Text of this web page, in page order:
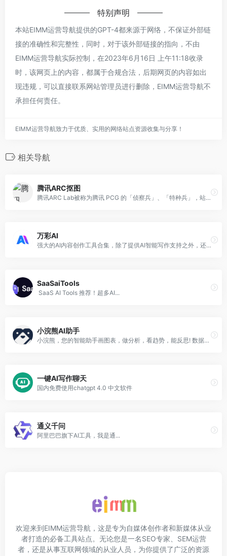
特别声明
本站EIMM运营导航提供的GPT-4都来源于网络，不保证外部链
接的准确性和完整性，同时，对于该外部链接的指向，不由
EIMM运营导航实际控制，在2023年6月16日 上午11:18收录
时，该网页上的内容，都属于合规合法，后期网页的内容如出
现违规，可以直接联系网站管理员进行删除，EIMM运营导航不
承担任何责任。
EIMM运营导航致力于优质、实用的网络站点资源收集与分享！
相关导航
腾讯ARC抠图
腾讯ARC Lab被称为腾讯 PCG 的「侦察兵」、「特种兵」，站在腾讯探索挑战智能媒体相关前沿技术的第一线
万彩AI
强大的AI内容创作工具合集，除了提供AI智能写作支持之外，还集成了AI换脸、照片数字人制作和AI短视频制作等强大的AI生成内容功能。
SaaSaiTools
SaaS AI Tools 推荐！超多AI...
小浣熊AI助手
小浣熊，您的智能助手画图表，做分析，看趋势，能反思! 数据分析，一招搞定,快速编程，应有尽有
一键AI写作聊天
国内免费使用chatgpt 4.0 中文软件
通义千问
阿里巴巴旗下AI工具，我是通...
欢迎来到EIMM运营导航，这是专为自媒体创作者和新媒体从业
者打造的必备工具站点。无论您是一名SEO专家、SEM运营
者，还是从事互联网领域的从业人员，为你提供了广泛的资源